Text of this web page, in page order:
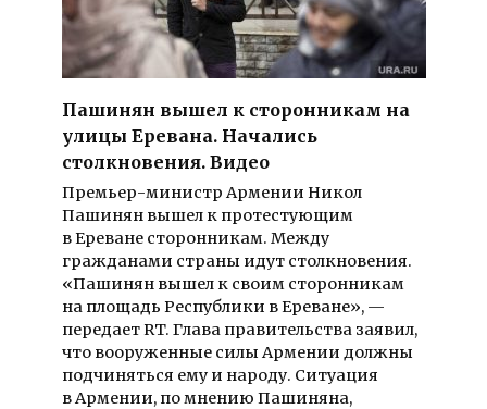
Пашинян вышел к сторонникам на
улицы Еревана. Начались
столкновения. Видео
Премьер-министр Армении Никол
Пашинян вышел к протестующим
в Ереване сторонникам. Между
гражданами страны идут столкновения.
«Пашинян вышел к своим сторонникам
на площадь Республики в Ереване», —
передает RT. Глава правительства заявил,
что вооруженные силы Армении должны
подчиняться ему и народу. Ситуация
в Армении, по мнению Пашиняна,